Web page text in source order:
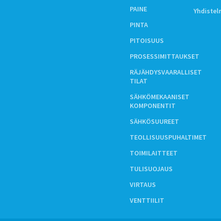
PAINE
PINTA
PITOISUUS
PROSESSIMITTAUKSET
RÄJÄHDYSVAARALLISET
TILAT
SÄHKÖMEKAANISET
KOMPONENTIT
SÄHKÖSUUREET
TEOLLISUUSPUHALTIMET
TOIMILAITTEET
TULISUOJAUS
VIRTAUS
VENTTIILIT